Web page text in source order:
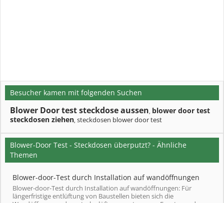
Besucher kamen mit folgenden Suchen
Blower Door test steckdose aussen, blower door test
steckdosen ziehen, steckdosen blower door test
Blower-Door Test - Steckdosen überputzt? - Ähnliche
Themen
Blower-door-Test durch Installation auf wandöffnungen
Blower-door-Test durch Installation auf wandöffnungen: Für
längerfristige entlüftung von Baustellen bieten sich die